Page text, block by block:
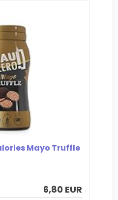
Mayo Truffle
6,80 EUR